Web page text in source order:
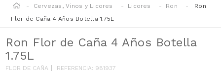
Cervezas, Vinos y Licores Licores Ron
Ron
Flor de Caña 4 Años Botella 1.75L
Ron Flor de Caña 4 Años Botella
1.75L
FLOR DE CAÑA REFERENCIA: 981937